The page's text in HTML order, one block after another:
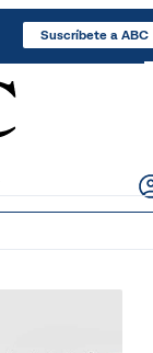
Suscríbete a ABC